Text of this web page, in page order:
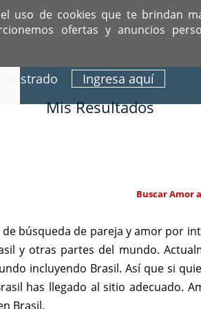
uso de cookies que te brindan
ofertas y anuncios
HISPANOS COMO TÚ
Ingresa aquí
registrado
Mis Resultados
Buscar Amor
búsqueda de pareja y amor por
y otras partes del mundo.
incluyendo Brasil. Así que si
has llegado al sitio adecuado.
Brasil.